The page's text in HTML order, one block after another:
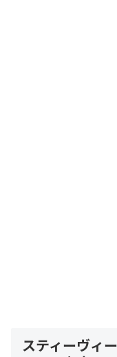
スティーヴィ